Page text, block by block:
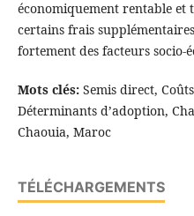
économiquement rentable et
certains frais
fortement des facteurs socio-
Mots clés:Semis direct,
Déterminants d’adoption,
Chaouia, Maroc
TÉLÉCHARGEMENTS